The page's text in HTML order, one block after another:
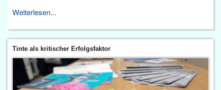
Weiterlesen...
Tinte als kritischer Erfolgsfaktor